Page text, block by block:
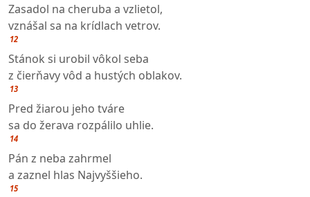
Zasadol na cheruba a vzlietol,
vznášal sa na krídlach vetrov.
12
Stánok si urobil vôkol seba
z čierňavy vôd a hustých oblakov.
13
Pred žiarou jeho tváre
sa do žerava rozpálilo uhlie.
14
Pán z neba zahrmel
a zaznel hlas Najvyššieho.
15